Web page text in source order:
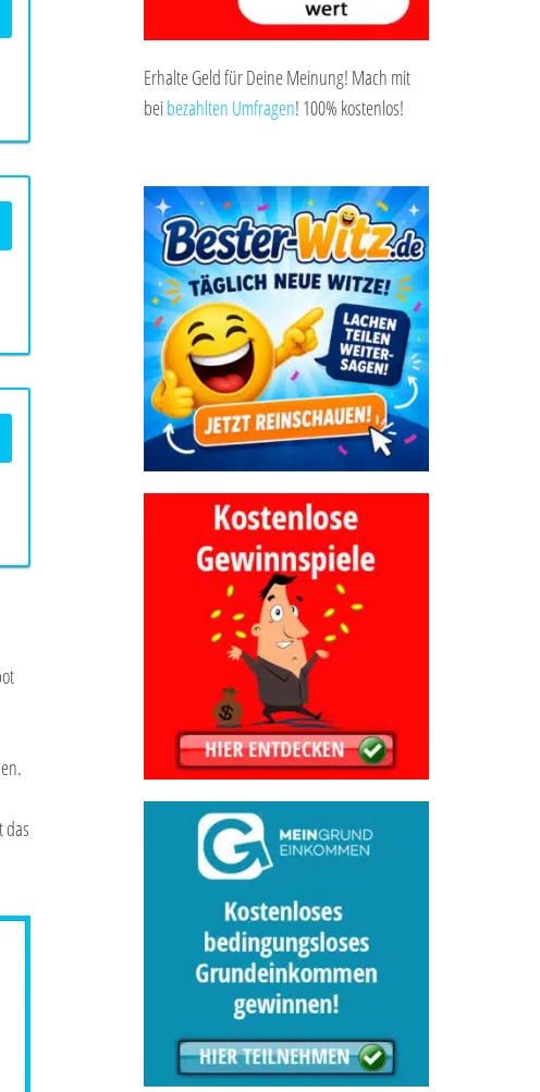
das
Erhalte Geld für Deine Meinung! Mach mit
beibezahlten Umfragen! 100% kostenlos!